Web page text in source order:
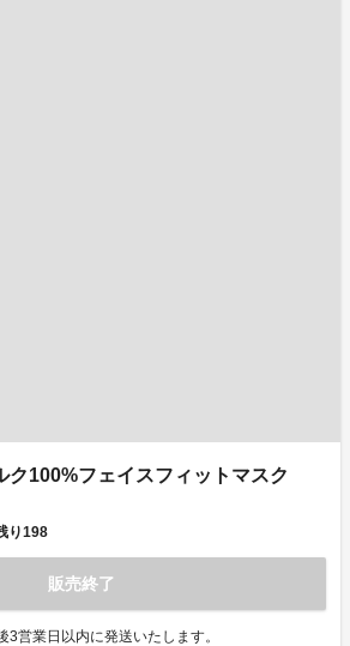
ク100%フェイスフィットマスク
り198
販売終了
3営業日以内に発送いたします。